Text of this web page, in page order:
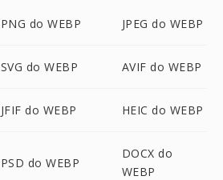
PNG do WEBP JPEG do WEBP
SVG do WEBP AVIF do WEBP
JFIF do WEBP HEIC do WEBP
PSD do WEBP
DOCX do
WEBP